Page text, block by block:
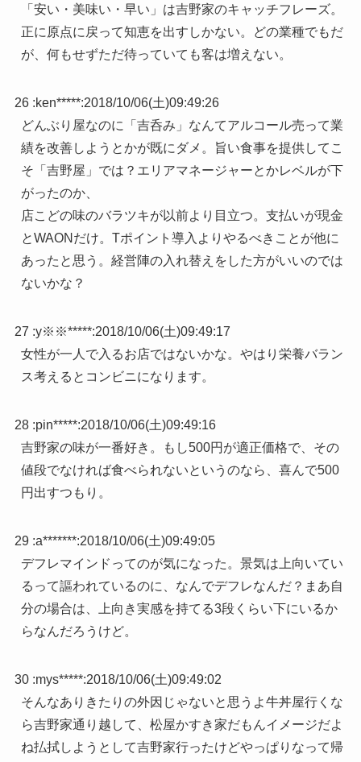
「安い・美味い・早い」は吉野家のキャッチフレーズ。
正に原点に戻って知恵を出すしかない。どの業種でもだ
が、何もせずただ待っていても客は増えない。
26 :ken*****:2018/10/06(土)09:49:26
どんぶり屋なのに「吉呑み」なんてアルコール売って業
績を改善しようとかが既にダメ。旨い食事を提供してこ
そ「吉野屋」では？エリアマネージャーとかレベルが下
がったのか、
店こどの味のバラツキが以前より目立つ。支払いが現金
とWAONだけ。Tポイント導入よりやるべきことが他に
あったと思う。経営陣の入れ替えをした方がいいのでは
ないかな？
27 :y※※*****:2018/10/06(土)09:49:17
女性が一人で入るお店ではないかな。やはり栄養バラン
ス考えるとコンビニになります。
28 :pin*****:2018/10/06(土)09:49:16
吉野家の味が一番好き。もし500円が適正価格で、その
値段でなければ食べられないというのなら、喜んで500
円出すつもり。
29 :a*******:2018/10/06(土)09:49:05
デフレマインドってのが気になった。景気は上向いてい
るって謳われているのに、なんでデフレなんだ？まあ自
分の場合は、上向き実感を持てる3段くらい下にいるか
らなんだろうけど。
30 :mys*****:2018/10/06(土)09:49:02
そんなありきたりの外因じゃないと思うよ牛丼屋行くな
ら吉野家通り越して、松屋かすき家だもんイメージだよ
ね払拭しようとして吉野家行ったけどやっぱりなって帰